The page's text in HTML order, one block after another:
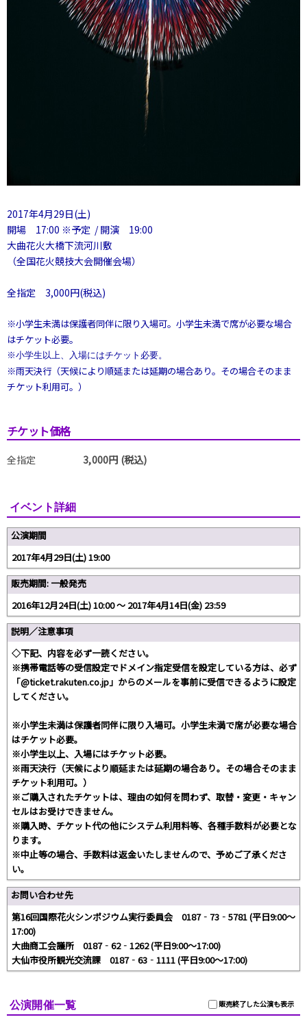
2017年4月29日(土)
開場 17:00 ※予定 / 開演 19:00
大曲花火大橋下流河川敷
（全国花火競技大会開催会場）
全指定 3,000円(税込)
※小学生未満は保護者同伴に限り入場可。小学生未満で席が必要な場合
はチケット必要。
※小学生以上、入場にはチケット必要。
※雨天決行（天候により順延または延期の場合あり。その場合そのまま
チケット利用可。）
チケット価格
全指定 3,000円 (税込)
イベント詳細
公演期間
2017年4月29日(土) 19:00
販売期間: 一般発売
2016年12月24日(土) 10:00 〜 2017年4月14日(金) 23:59
説明／注意事項
◇下記、内容を必ず一読ください。
※携帯電話等の受信設定でドメイン指定受信を設定している方は、必ず
「@ticket.rakuten.co.jp」からのメールを事前に受信できるように設定
してください。
※小学生未満は保護者同伴に限り入場可。小学生未満で席が必要な場合
はチケット必要。
※小学生以上、入場にはチケット必要。
※雨天決行（天候により順延または延期の場合あり。その場合そのまま
チケット利用可。）
※ご購入されたチケットは、理由の如何を問わず、取替・変更・キャン
セルはお受けできません。
※購入時、チケット代の他にシステム利用料等、各種手数料が必要とな
ります。
※中止等の場合、手数料は返金いたしませんので、予めご了承くださ
い。
お問い合わせ先
第16回国際花火シンポジウム実行委員会 0187‐73‐5781 (平日9:00～
17:00)
大曲商工会議所 0187‐62‐1262 (平日9:00～17:00)
大仙市役所観光交流課 0187‐63‐1111 (平日9:00～17:00)
販売終了した公演も表示
公演開催一覧